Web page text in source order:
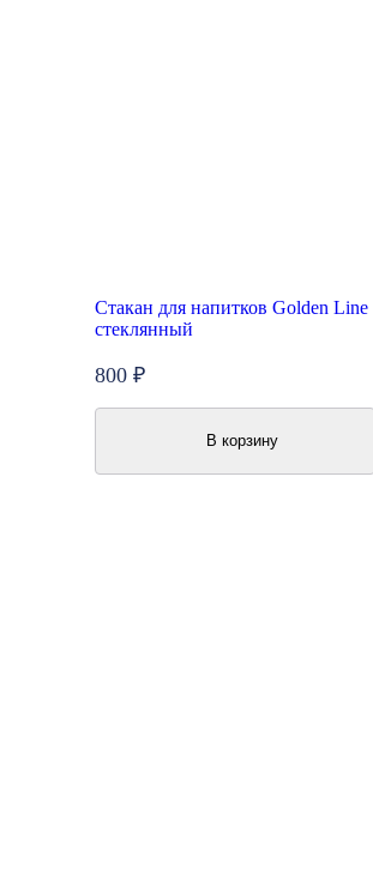
Стакан для напитков Golden Line
стеклянный
800 ₽
В корзину